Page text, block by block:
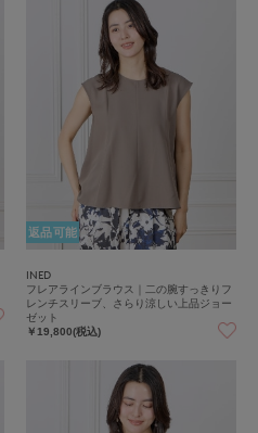
返品可能
INED
フレアラインブラウス｜二の腕すっきりフ
レンチスリーブ、さらり涼しい上品ジョー
ゼット
￥19,800(税込)